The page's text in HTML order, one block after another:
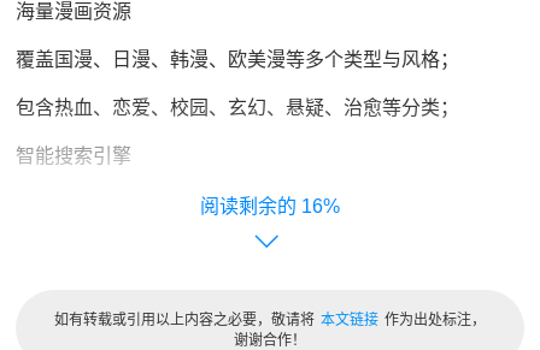
海量漫画资源
覆盖国漫、日漫、韩漫、欧美漫等多个类型与风格；
包含热血、恋爱、校园、玄幻、悬疑、治愈等分类；
智能搜索引擎
支持关键字、标签、作者等多维度搜索，精准匹配用户喜
提供横屏、竖屏阅读模式，满足不同设备与习惯需求；
16%
如有转载或引用以上内容之必要，敬请将 本文链接 作为出处标注，
谢谢合作！